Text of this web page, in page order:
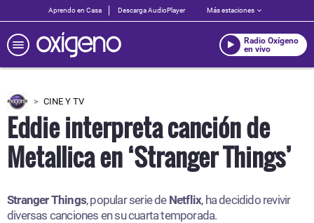
Aprendo en Casa Descarga AudioPlayer Más estaciones
Radio Oxígeno
en vivo
CINE Y TV
Eddie interpreta canción de
Metallica en ‘Stranger Things’
Stranger Things, popular serie de Netflix, ha decidido revivir
diversas canciones en su cuarta temporada.